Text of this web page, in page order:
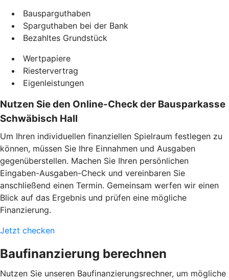
Bausparguthaben
Sparguthaben bei der Bank
Bezahltes Grundstück
Wertpapiere
Riestervertrag
Eigenleistungen
Nutzen Sie den Online-Check der Bausparkasse
Schwäbisch Hall
Um Ihren individuellen finanziellen Spielraum festlegen zu
können, müssen Sie Ihre Einnahmen und Ausgaben
gegenüberstellen. Machen Sie Ihren persönlichen
Eingaben-Ausgaben-Check und vereinbaren Sie
anschließend einen Termin. Gemeinsam werfen wir einen
Blick auf das Ergebnis und prüfen eine mögliche
Finanzierung.
Jetzt checken
Baufinanzierung berechnen
Nutzen Sie unseren Baufinanzierungsrechner, um mögliche